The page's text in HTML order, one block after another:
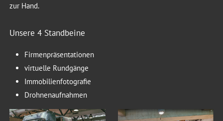
zur Hand.
Unsere 4 Standbeine
Firmenpräsentationen
virtuelle Rundgänge
Immobilienfotografie
Drohnenaufnahmen